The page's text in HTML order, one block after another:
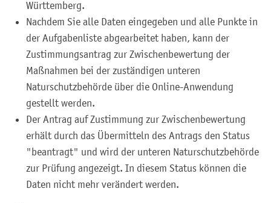
Württemberg.
Nachdem Sie alle Daten eingegeben und alle Punkte in
der Aufgabenliste abgearbeitet haben, kann der
Zustimmungsantrag zur Zwischenbewertung der
Maßnahmen bei der zuständigen unteren
Naturschutzbehörde über die Online-Anwendung
gestellt werden.
Der Antrag auf Zustimmung zur Zwischenbewertung
erhält durch das Übermitteln des Antrags den Status
"beantragt" und wird der unteren Naturschutzbehörde
zur Prüfung angezeigt. In diesem Status können die
Daten nicht mehr verändert werden.